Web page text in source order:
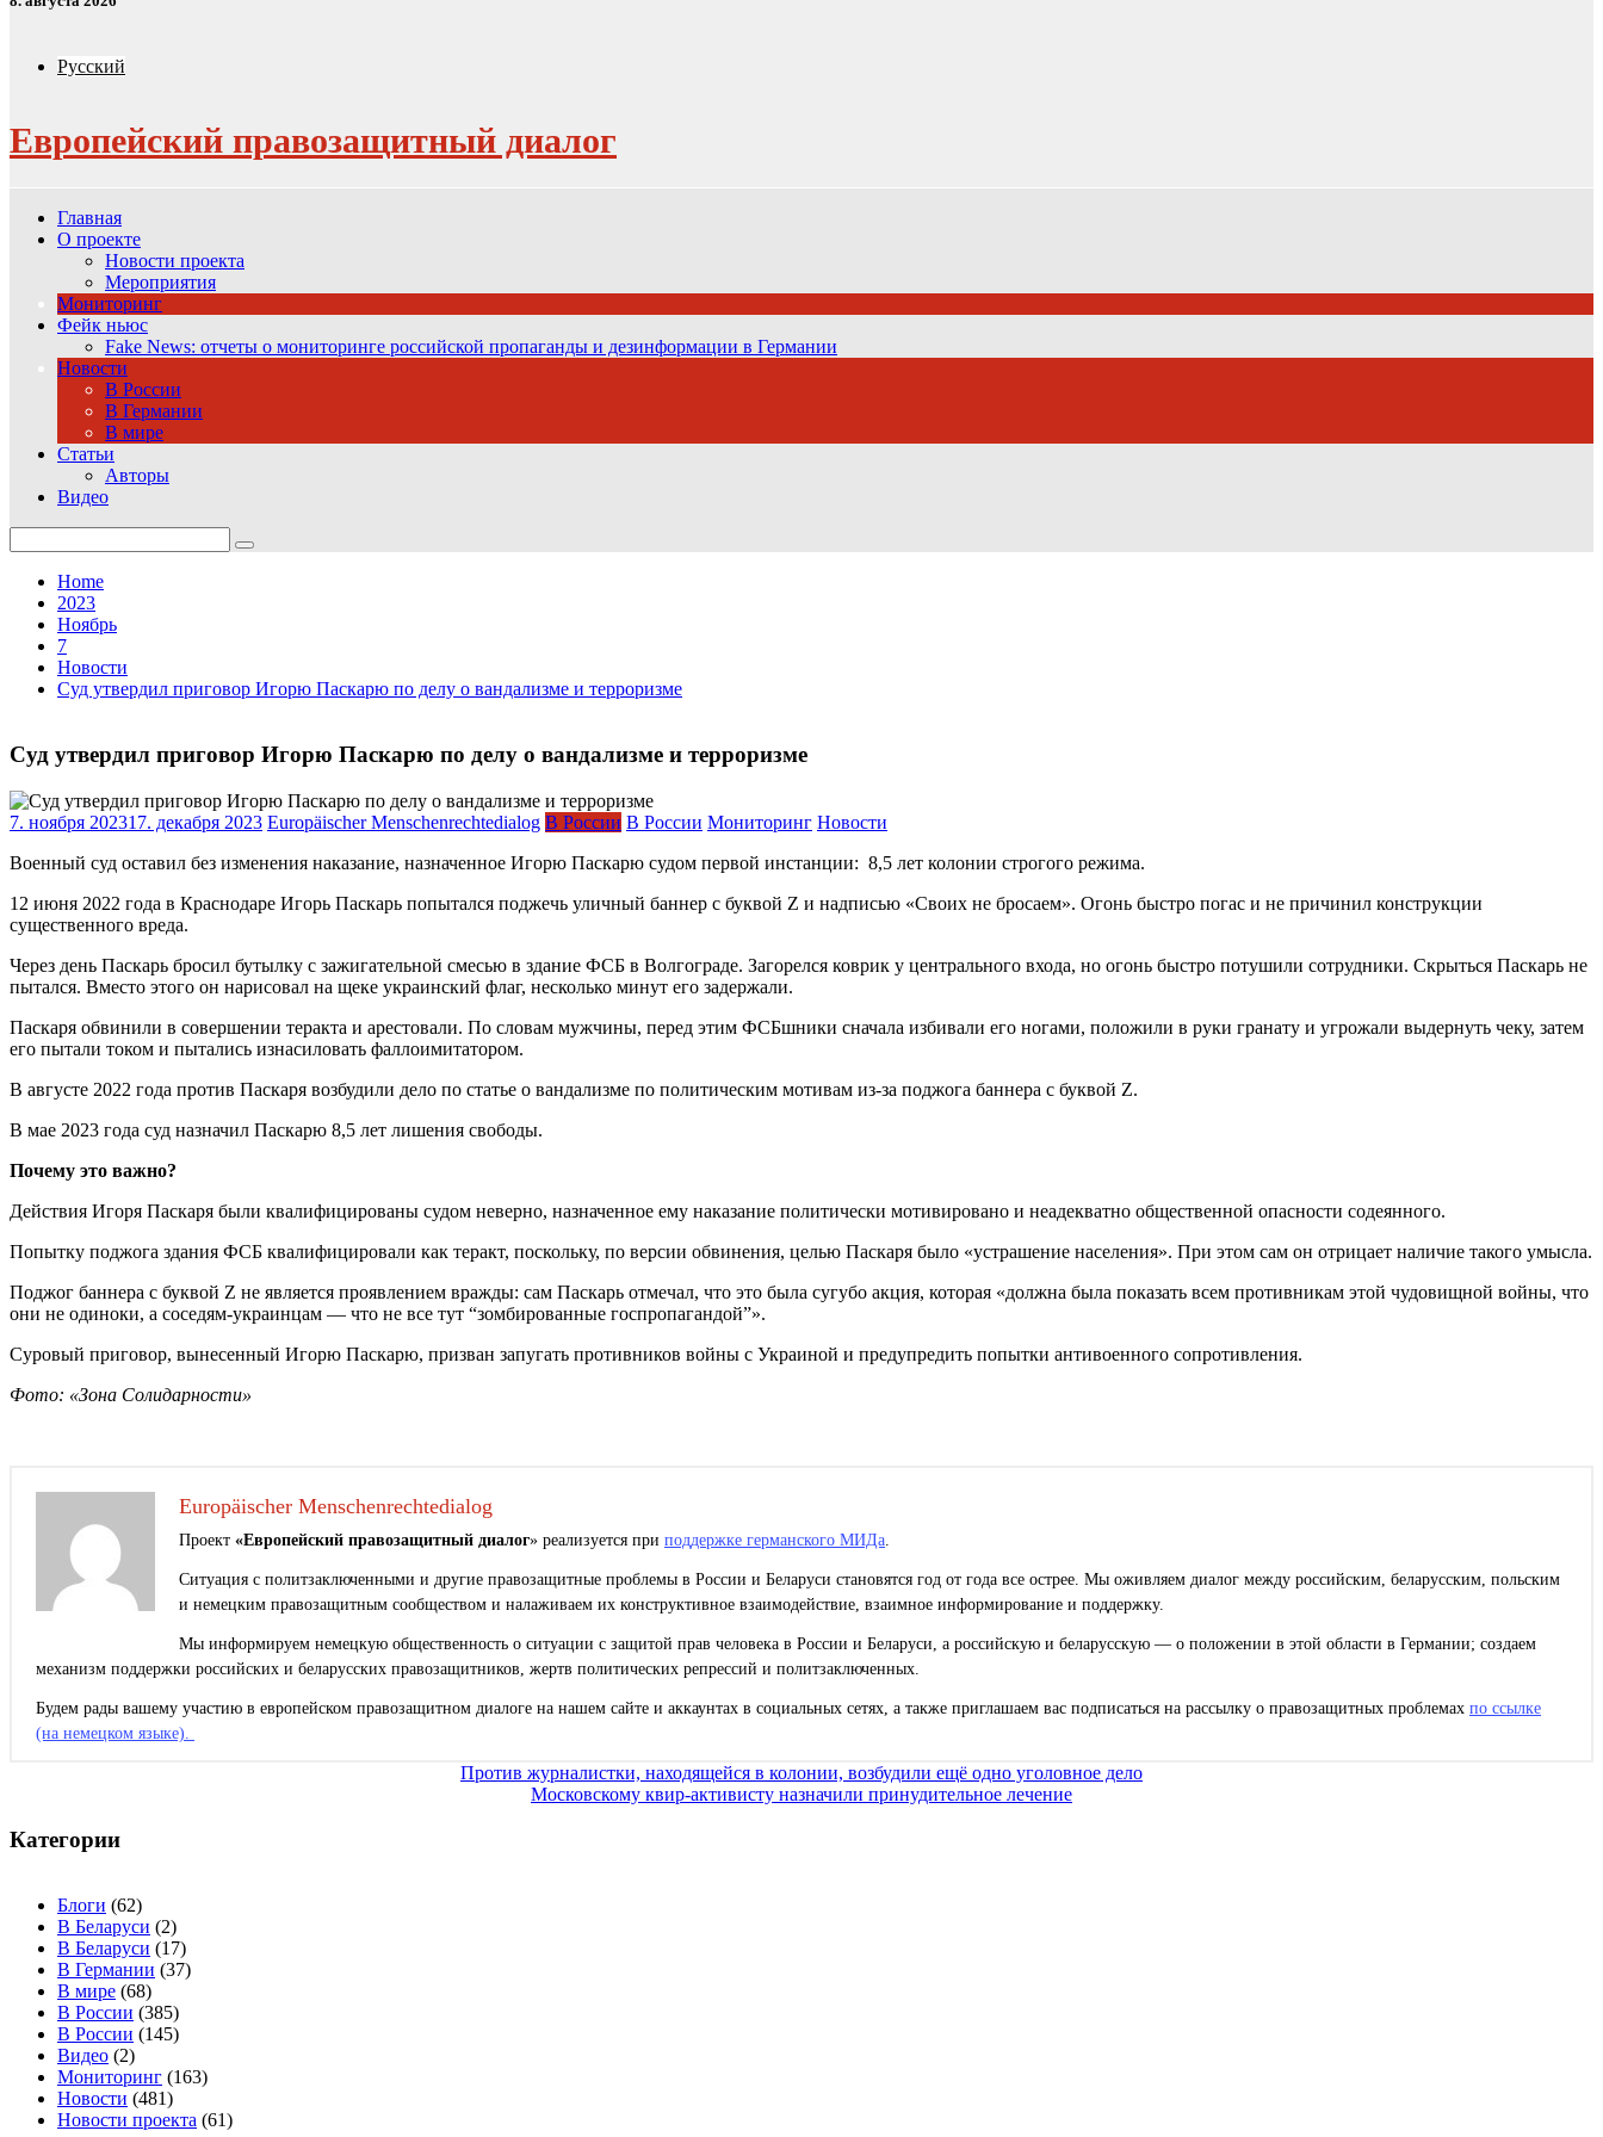
Русский
Европейский правозащитный диалог
Главная
О проекте
Новости проекта
Мероприятия
Мониторинг
Фейк ньюс
Fake News: отчеты о мониторинге российской пропаганды и дезинформации в Германии
Новости
В России
В Германии
В мире
Статьи
Авторы
Видео
for:
Home
2023
Ноябрь
7
Новости
Суд утвердил приговор Игорю Паскарю по делу о вандализме и терроризме
Суд утвердил приговор Игорю Паскарю по делу о вандализме и терроризме
7. ноября 202317. декабря 2023 Europäischer Menschenrechtedialog В России В России Мониторинг Новости
Военный суд оставил без изменения наказание, назначенное Игорю Паскарю судом первой инстанции: 8,5 лет колонии строгого режима.
12 июня 2022 года в Краснодаре Игорь Паскарь попытался поджечь уличный баннер с буквой Z и надписью «Своих не бросаем». Огонь быстро погас и не причинил конструкции
существенного вреда.
Через день Паскарь бросил бутылку с зажигательной смесью в здание ФСБ в Волгограде. Загорелся коврик у центрального входа, но огонь быстро потушили сотрудники. Скрыться Паскарь не
пытался. Вместо этого он нарисовал на щеке украинский флаг, несколько минут его задержали.
Паскаря обвинили в совершении теракта и арестовали. По словам мужчины, перед этим ФСБшники сначала избивали его ногами, положили в руки гранату и угрожали выдернуть чеку, затем
его пытали током и пытались изнасиловать фаллоимитатором.
В августе 2022 года против Паскаря возбудили дело по статье о вандализме по политическим мотивам из-за поджога баннера с буквой Z.
В мае 2023 года суд назначил Паскарю 8,5 лет лишения свободы.
Почему это важно?
Действия Игоря Паскаря были квалифицированы судом неверно, назначенное ему наказание политически мотивировано и неадекватно общественной опасности содеянного.
Попытку поджога здания ФСБ квалифицировали как теракт, поскольку, по версии обвинения, целью Паскаря было «устрашение населения». При этом сам он отрицает наличие такого умысла.
Поджог баннера с буквой Z не является проявлением вражды: сам Паскарь отмечал, что это была сугубо акция, которая «должна была показать всем противникам этой чудовищной войны, что
они не одиноки, а соседям-украинцам — что не все тут “зомбированные госпропагандой”».
Суровый приговор, вынесенный Игорю Паскарю, призван запугать противников войны с Украиной и предупредить попытки антивоенного сопротивления.
Фото: «Зона Солидарности»
Europäischer Menschenrechtedialog
Проект «Европейский правозащитный диалог» реализуется при поддержке германского МИДа
Ситуация с политзаключенными и другие правозащитные проблемы в России и Беларуси становятся год от года все острее. Мы оживляем диалог между российским, беларусским, польским
и немецким правозащитным сообществом и налаживаем их конструктивное взаимодействие, взаимное информирование и поддержку.
Мы информируем немецкую общественность о ситуации с защитой прав человека в России и Беларуси, а российскую и беларусскую — о положении в этой области в Германии; создаем
механизм поддержки российских и беларусских правозащитников, жертв политических репрессий и политзаключенных.
Будем рады вашему участию в европейском правозащитном диалоге на нашем сайте и аккаунтах в социальных сетях, а также приглашаем вас подписаться на рассылку о правозащитных проблемах по ссылке
(на немецком языке).
записям
Против журналистки, находящейся в колонии, возбудили ещё одно уголовное дело
Московскому квир-активисту назначили принудительное лечение
Категории
Блоги (62)
В Беларуси (2)
В Беларуси (17)
В Германии (37)
В мире (68)
В России (385)
В России (145)
Видео (2)
Мониторинг (163)
Новости (481)
Новости проекта (61)